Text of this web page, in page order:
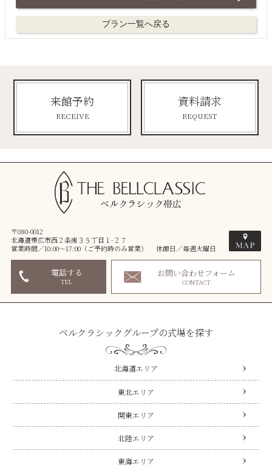
プラン一覧へ戻る
来館予約
RECEIVE
資料請求
REQUEST
〒080-0012
北海道帯広市西２条南３５丁目１-２７
営業時間／10:00～17:00（ご予約時のみ営業） 休館日／毎週火曜日
電話する
TEL
お問い合わせフォーム
CONTACT
ベルクラシックグループの式場を探す
北海道エリア
東北エリア
関東エリア
北陸エリア
東海エリア